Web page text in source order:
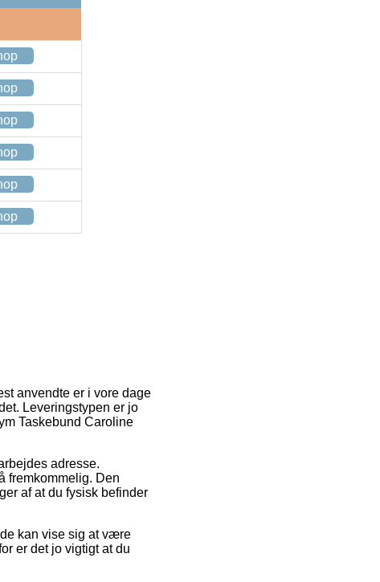
anvendte er i vore dage
Leveringstypen er jo
Taskebund Caroline
adresse.
fremkommelig. Den
af at du fysisk befinder
kan vise sig at være
er det jo vigtigt at du